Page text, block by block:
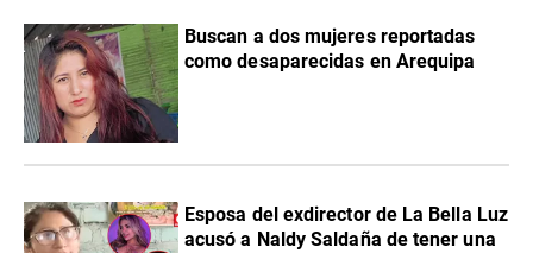
Buscan a dos mujeres reportadas
como desaparecidas en Arequipa
Esposa del exdirector de La Bella Luz
acusó a Naldy Saldaña de tener una